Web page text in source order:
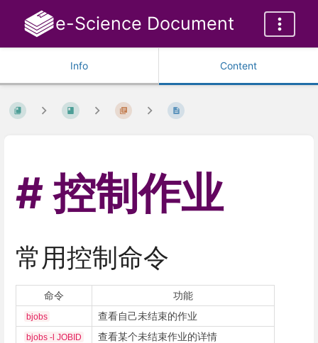
e-Science Document
Info Content
控制作业
常用控制命令
命令 功能
bjobs 查看自己未结束的作业
bjobs -l JOBID 查看某个未结束作业的详情